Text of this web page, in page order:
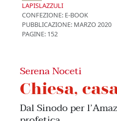
LAPISLAZZULI
CONFEZIONE: E-BOOK
PUBBLICAZIONE: MARZO 2020
PAGINE: 152
Serena Noceti
Chiesa,
Dal Sinodo per